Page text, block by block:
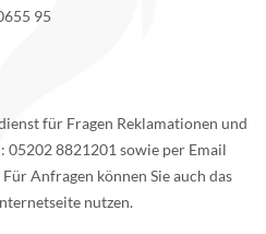
95
für Fragen Reklamationen und
05202 8821201 sowie per Email
Anfragen können Sie auch das
nutzen.